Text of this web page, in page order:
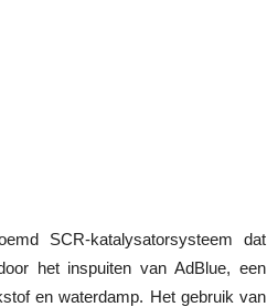
SCR-katalysatorsysteem dat
het inspuiten van AdBlue, een
en waterdamp. Het gebruik van